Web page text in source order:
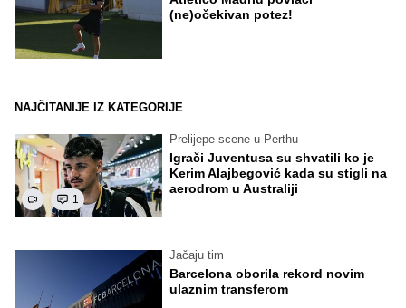
(ne)očekivan potez!
NAJČITANIJE IZ KATEGORIJE
1
Prelijepe scene u Perthu
Igrači Juventusa su shvatili ko je
Kerim Alajbegović kada su stigli na
aerodrom u Australiji
Jačaju tim
Barcelona oborila rekord novim
ulaznim transferom